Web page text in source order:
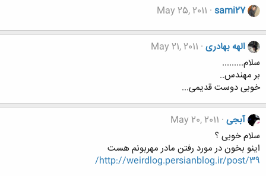
sami27
May 25, 2011
الهه بهادری May 21, 2011
سلام.........
بر مهندس..
خوبی دوست قدیمی...
آبجی May 20, 2011
سلام خوبی ؟
اینو بخون در مورد رفتن مادر مهربونم هست
http://weirdlog.persianblog.ir/post/39/